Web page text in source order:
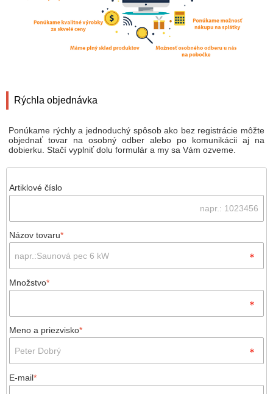
Rýchla objednávka
Ponúkame rýchly a jednoduchý spôsob ako bez registrácie môžte
objednať tovar na osobný odber alebo po komunikácii aj na
dobierku. Stačí vyplniť dolu formulár a my sa Vám ozveme.
Artiklové číslo
Názov tovaru*
Množstvo*
Meno a priezvisko*
E-mail*